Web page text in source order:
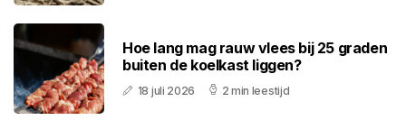
Hoe lang mag rauw vlees bij 25 graden
buiten de koelkast liggen?
18 juli 2026 2 min leestijd